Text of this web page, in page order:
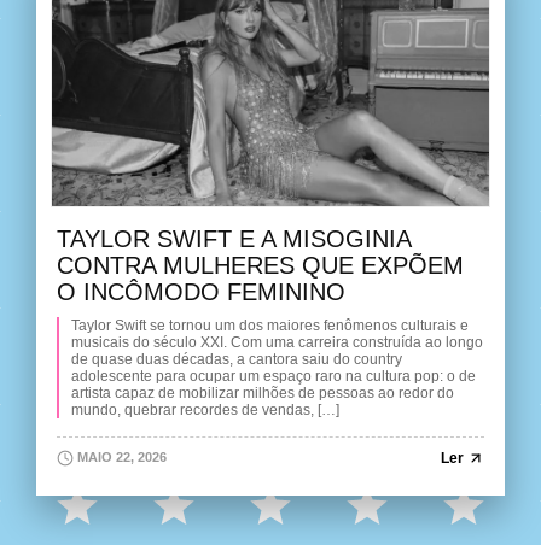
TAYLOR SWIFT E A MISOGINIA
CONTRA MULHERES QUE EXPÕEM
O INCÔMODO FEMININO
Taylor Swift se tornou um dos maiores fenômenos culturais e
musicais do século XXI. Com uma carreira construída ao longo
de quase duas décadas, a cantora saiu do country
adolescente para ocupar um espaço raro na cultura pop: o de
artista capaz de mobilizar milhões de pessoas ao redor do
mundo, quebrar recordes de vendas, […]
MAIO 22, 2026 Ler